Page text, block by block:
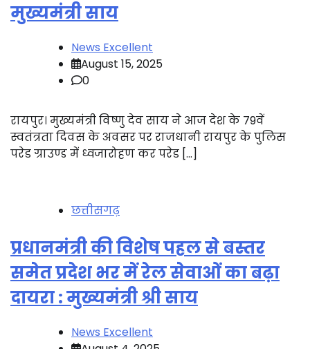
मुख्यमंत्री साय
News Excellent
August 15, 2025
0
रायपुर। मुख्यमंत्री विष्णु देव साय ने आज देश के 79वें
स्वतंत्रता दिवस के अवसर पर राजधानी रायपुर के पुलिस
परेड ग्राउण्ड में ध्वजारोहण कर परेड […]
छत्तीसगढ़
प्रधानमंत्री की विशेष पहल से बस्तर
समेत प्रदेश भर में रेल सेवाओं का बढ़ा
दायरा : मुख्यमंत्री श्री साय
News Excellent